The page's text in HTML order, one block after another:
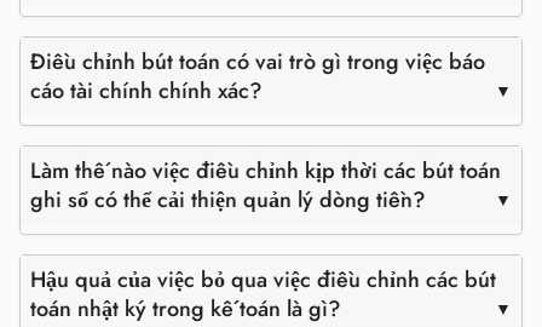
Điều chỉnh bút toán có vai trò gì trong việc báo
cáo tài chính chính xác?
Làm thế nào việc điều chỉnh kịp thời các bút toán
ghi sổ có thể cải thiện quản lý dòng tiền?
Hậu quả của việc bỏ qua việc điều chỉnh các bút
toán nhật ký trong kế toán là gì?